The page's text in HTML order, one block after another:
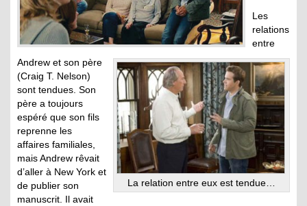
La relation entre eux est tendue…
Les
relations
entre
Andrew et son père
(Craig T. Nelson)
sont tendues. Son
père a toujours
espéré que son fils
reprenne les
affaires familiales,
mais Andrew rêvait
d’aller à New York et
de publier son
manuscrit. Il avait